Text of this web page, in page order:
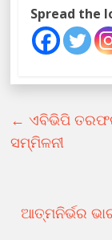
Spread the
← ଏବିଭିପି ତରଫରୁ
ସମ୍ମିଳନୀ
ଆତ୍ମନିର୍ଭର